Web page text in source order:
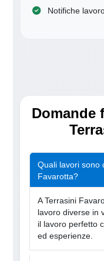
Notifiche
Domande
Quali lavori sono
Favarotta?
A Terrasini
lavoro diverse in
il lavoro perfetto
ed esperienze.